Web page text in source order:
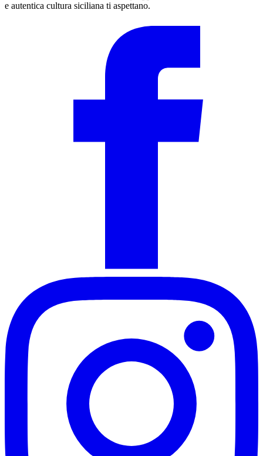
e autentica cultura siciliana ti aspettano.